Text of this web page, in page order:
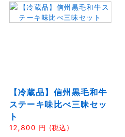
【冷蔵品】信州黒毛和牛
ステーキ味比べ三昧セッ
ト
12,800 円 (税込)